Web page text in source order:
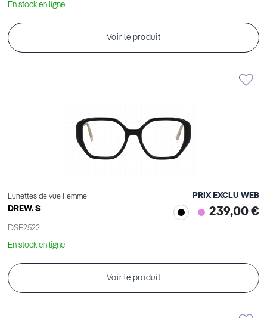
En stock en ligne
Voir le produit
Lunettes de vue Femme
DREW. S
DSF2522
PRIX EXCLU WEB
239,00 €
En stock en ligne
Voir le produit